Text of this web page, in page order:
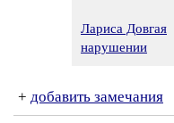
Лариса Довгая
нарушении
+ добавить замечания